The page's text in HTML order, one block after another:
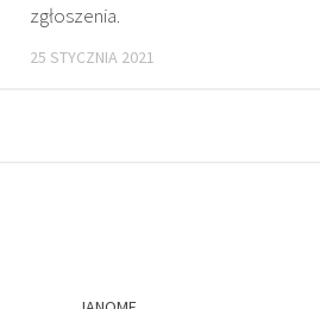
zgłoszenia.
25 STYCZNIA 2021